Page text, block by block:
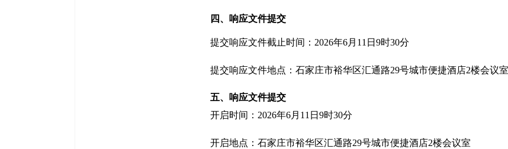
四、响应文件提交
提交响应文件截止时间：2026年6月 11 日 9时30分
提交响应文件地点： 石家庄市裕华区汇通路29号城市便捷酒店2楼会议室
五、响应文件提交
开启时间 ：2026年6月 11 日 9时30分
开启地点： 石家庄市裕华区汇通路29号城市便捷酒店2楼会议室